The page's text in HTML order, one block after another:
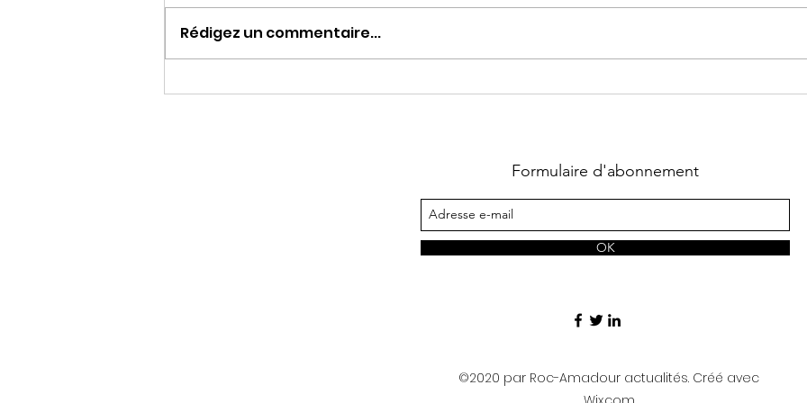
Emmeran Rollin fait
Une visite gourmande
Rédigez un commentaire...
Formulaire d'abonnement
OK
©2020 par Roc-Amadour actualités. Créé avec